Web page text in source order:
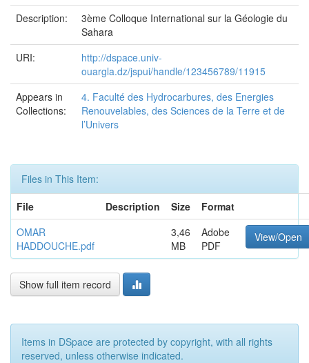
Description:
3ème Colloque International sur la Géologie du
Sahara
URI:
http://dspace.univ-
ouargla.dz/jspui/handle/123456789/11915
Appears in
Collections:
4. Faculté des Hydrocarbures, des Energies
Renouvelables, des Sciences de la Terre et de
l’Univers
Files in This Item:
File
Description Size
Format
OMAR
HADDOUCHE.pdf
3,46
MB
Adobe
PDF
View/Open
Show full item record
Items in DSpace are protected by copyright, with all rights
reserved, unless otherwise indicated.